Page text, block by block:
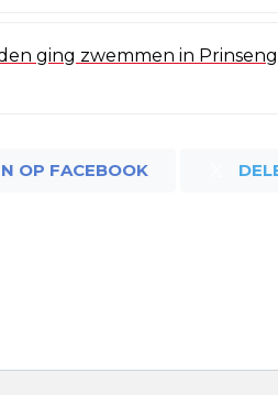
ging zwemmen in
OP FACEBOOK